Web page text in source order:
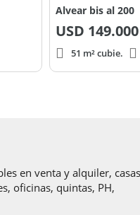
Alvear bis al 200
USD 149.000
51 m² cubie.
en venta y alquiler,
oficinas, quintas, PH,